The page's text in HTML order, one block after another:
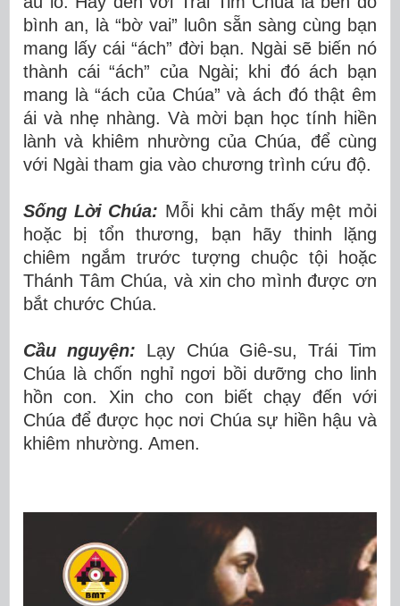
bình an, là “bờ vai” luôn sẵn sàng cùng bạn
mang lấy cái “ách” đời bạn. Ngài sẽ biến nó
thành cái “ách” của Ngài; khi đó ách bạn
mang là “ách của Chúa” và ách đó thật êm
ái và nhẹ nhàng. Và mời bạn học tính hiền
lành và khiêm nhường của Chúa, để cùng
với Ngài tham gia vào chương trình cứu độ.
Sống Lời Chúa: Mỗi khi cảm thấy mệt mỏi
hoặc bị tổn thương, bạn hãy thinh lặng
chiêm ngắm trước tượng chuộc tội hoặc
Thánh Tâm Chúa, và xin cho mình được ơn
bắt chước Chúa.
Cầu nguyện: Lạy Chúa Giê-su, Trái Tim
Chúa là chốn nghỉ ngơi bồi dưỡng cho linh
hồn con. Xin cho con biết chạy đến với
Chúa để được học nơi Chúa sự hiền hậu và
khiêm nhường. Amen.